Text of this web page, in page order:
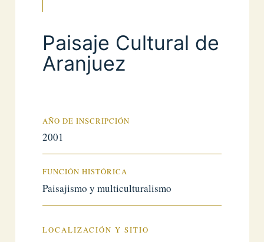
Paisaje Cultural de
Aranjuez
AÑO DE INSCRIPCIÓN
2001
FUNCIÓN HISTÓRICA
Paisajismo y multiculturalismo
LOCALIZACIÓN Y SITIO